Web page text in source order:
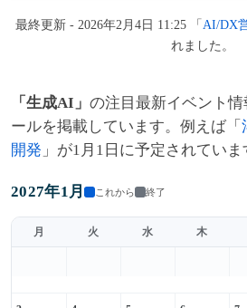
最終更新 - 2026年2月4日 11:25 「AI/DX
れました。
「生成AI」 の注目最新イベント情
ールを掲載しています。例えば「
開発 」が1月1日に予定されていま
2027年1月 これから 終了
月 火 水 木